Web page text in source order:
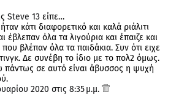
Steve 13 είπε…
κάτι διαφορετικό και καλά ριάλιτι
έβλεπαν όλα τα λιγούρια και έπαιζε και
βλέπαν όλα τα παιδάκια. Συν ότι ειχε
Δε συνέβη το ίδιο με το πολ2 όμως.
σε αυτό είναι άβυσσος η ψυχή
2020 στις 8:35 μ.μ.